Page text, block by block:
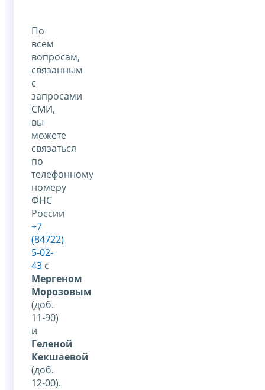
По
всем
вопросам,
связанным
с
запросами
СМИ,
вы
можете
связаться
по
телефонному
номеру
ФНС
России
+7
(84722)
5-02-
43 с
Мергеном
Морозовым
(доб.
11-90)
и
Геленой
Кекшаевой
(доб.
12-00).